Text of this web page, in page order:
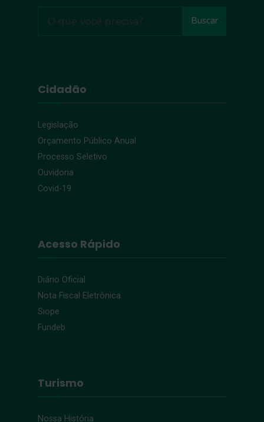
Buscar
Cidadão
Legislação
Orçamento Público Anual
Processo Seletivo
Ouvidoria
Covid-19
Acesso Rápido
Diário Oficial
Nota Fiscal Eletrônica
Siope
Fundeb
Turismo
Nossa História